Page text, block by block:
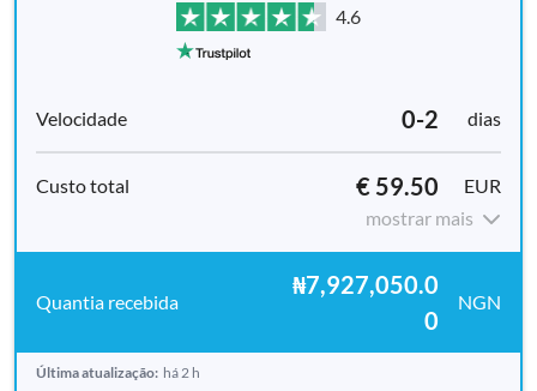
4.6
0-2 dias
€ 59.50
EUR
mostrar mais
₦7,927,050.0
0
NGN
Última atualização: há 2 h